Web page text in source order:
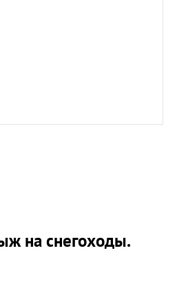
на снегоходы.